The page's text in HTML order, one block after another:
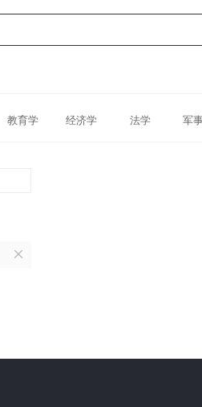
教育学 经济学 法学 军